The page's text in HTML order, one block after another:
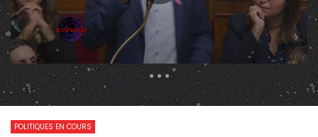
290 Views
1 140 0
POLITIQUES EN COURS